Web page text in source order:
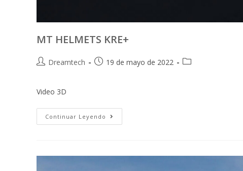
MT HELMETS KRE+
Dreamtech 19 de mayo de 2022
Video 3D
Continuar Leyendo